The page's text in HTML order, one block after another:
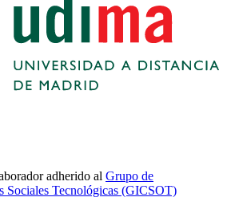
adherido al Grupo de
Sociales Tecnológicas (GICSOT)